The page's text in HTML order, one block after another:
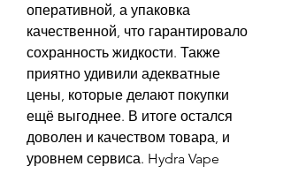
оперативной, а упаковка
качественной, что гарантировало
сохранность жидкости. Также
приятно удивили адекватные
цены, которые делают покупки
ещё выгоднее. В итоге остался
доволен и качеством товара, и
уровнем сервиса. Hydra Vape